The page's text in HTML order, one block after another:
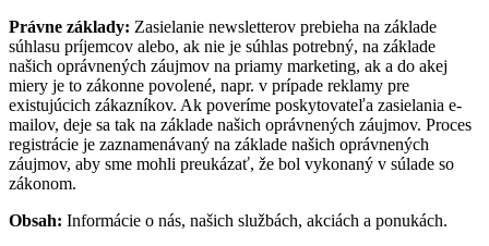
Právne základy: Zasielanie newsletterov prebieha na základe
súhlasu príjemcov alebo, ak nie je súhlas potrebný, na základe
našich oprávnených záujmov na priamy marketing, ak a do akej
miery je to zákonne povolené, napr. v prípade reklamy pre
existujúcich zákazníkov. Ak poveríme poskytovateľa zasielania e-
mailov, deje sa tak na základe našich oprávnených záujmov. Proces
registrácie je zaznamenávaný na základe našich oprávnených
záujmov, aby sme mohli preukázať, že bol vykonaný v súlade so
zákonom.
Obsah: Informácie o nás, našich službách, akciách a ponukách.